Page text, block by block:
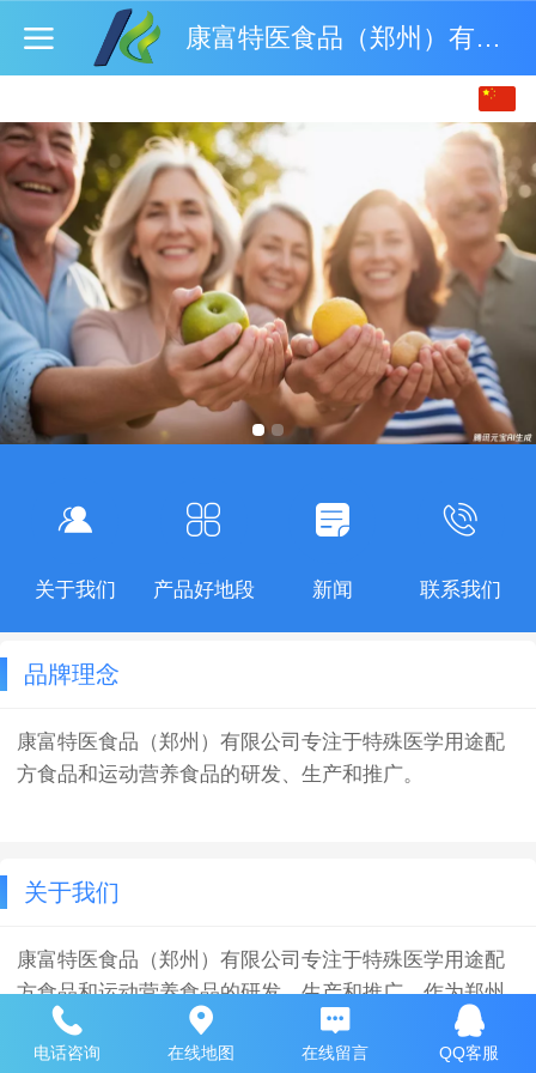
康富特医食品（郑州）有限公司
English
关于我们 产品好地段 新闻 联系我们
品牌理念
康富特医食品（郑州）有限公司专注于特殊医学用途配
方食品和运动营养食品的研发、生产和推广。
关于我们
康富特医食品（郑州）有限公司专注于特殊医学用途配
方食品和运动营养食品的研发、生产和推广。作为郑州
市首批特医食品和运动营养生产企业之一，我们与著名
科研院所、医院、营养科学研究实验室和医科大学建立
电话咨询 在线地图 在线留言 QQ客服